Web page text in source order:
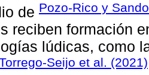
de Pozo-Rico y
reciben formación
lúdicas, como
Seijo et al. (2021)